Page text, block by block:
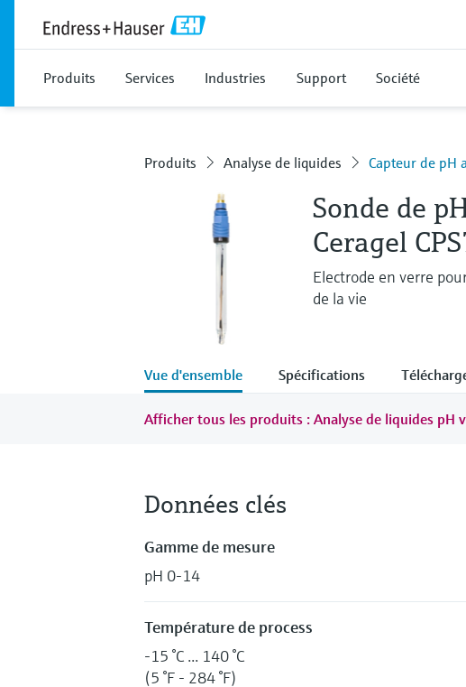
Produits Services Industries Support Société
Produits Analyse de liquides Capteur de pH
Sonde de
Ceragel
Electrode en verre
de la vie
Vue d'ensemble Spécifications
Afficher tous les produits : Analyse de liquides pH
Données clés
Gamme de mesure
pH 0-14
Température de process
-15 °C ... 140 °C
(5 °F - 284 °F)